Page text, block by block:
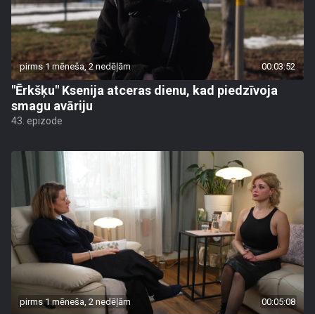
pirms 1 mēneša, 2 nedēļām 00:03:52
"Ērkšķu" Ksenija atceras dienu, kad piedzīvoja
smagu avāriju
43. epizode
pirms 1 mēneša, 2 nedēļām 00:05:08